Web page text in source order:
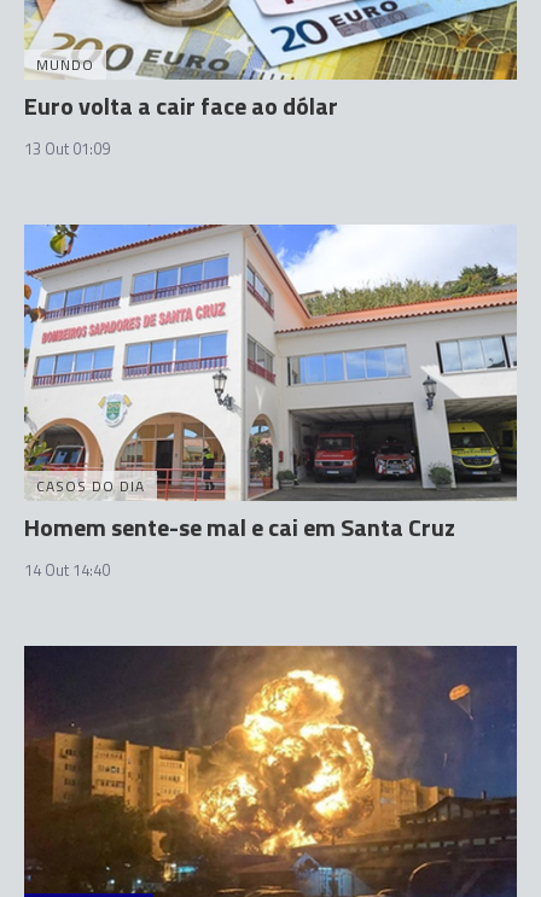
MUNDO
Euro volta a cair face ao dólar
13 Out 01:09
CASOS DO DIA
Homem sente-se mal e cai em Santa Cruz
14 Out 14:40